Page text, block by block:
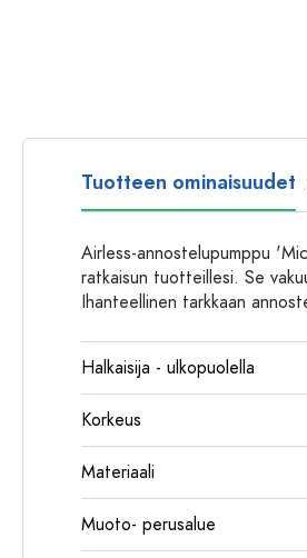
Tuotteen ominaisuudet
Airless-annostelupumppu
ratkaisun tuotteillesi. Se
Ihanteellinen tarkkaan
Halkaisija - ulkopuolella
Korkeus
Materiaali
Muoto- perusalue